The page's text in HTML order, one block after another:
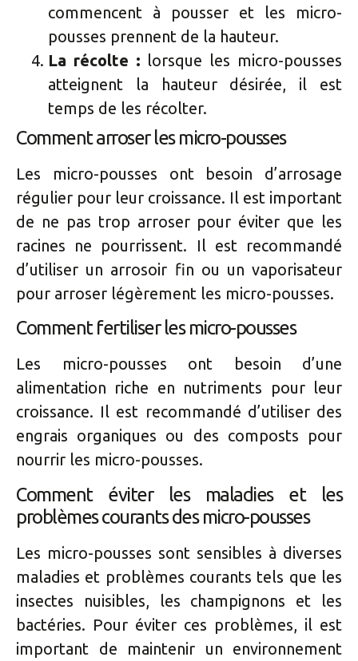
commencent à pousser et les micro-
pousses prennent de la hauteur.
La récolte : lorsque les micro-pousses
atteignent la hauteur désirée, il est
temps de les récolter.
Comment arroser les micro-pousses
Les micro-pousses ont besoin d’arrosage
régulier pour leur croissance. Il est important
de ne pas trop arroser pour éviter que les
racines ne pourrissent. Il est recommandé
d’utiliser un arrosoir fin ou un vaporisateur
pour arroser légèrement les micro-pousses.
Comment fertiliser les micro-pousses
Les micro-pousses ont besoin d’une
alimentation riche en nutriments pour leur
croissance. Il est recommandé d’utiliser des
engrais organiques ou des composts pour
nourrir les micro-pousses.
Comment éviter les maladies et les
problèmes courants des micro-pousses
Les micro-pousses sont sensibles à diverses
maladies et problèmes courants tels que les
insectes nuisibles, les champignons et les
bactéries. Pour éviter ces problèmes, il est
important de maintenir un environnement